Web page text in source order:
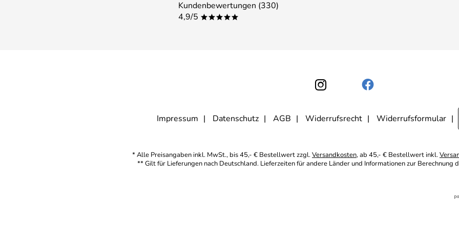
Kundenbewertungen (330)
4,9/5 *****
Impressum Datenschutz AGB Widerrufsrecht Widerrufsformular
* Alle Preisangaben inkl. MwSt., bis 45,- € Bestellwert zzgl.Versandkosten, ab 45,- € Bestellwert inkl.
** Gilt für Lieferungen nach Deutschland. Lieferzeiten für andere Länder und Informationen zur Berechnung